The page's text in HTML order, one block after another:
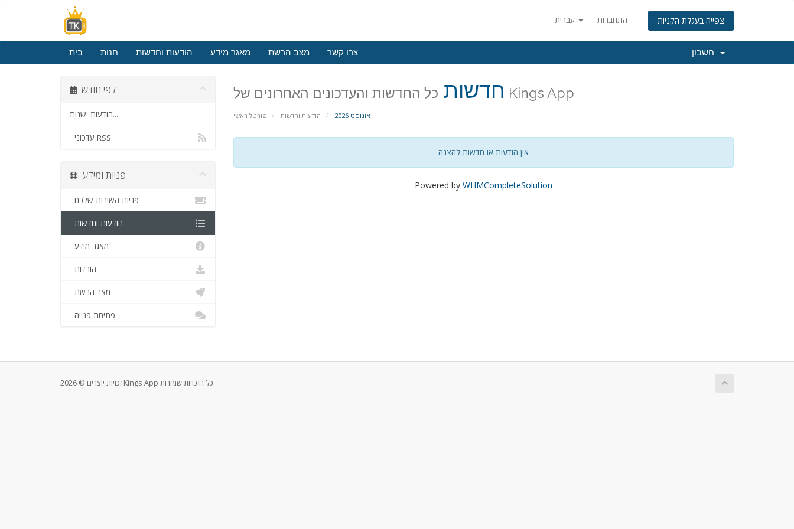
התחברות צפייה בעגלת הקניות
בית חנות הודעות וחדשות מאגר מידע מצב הרשת צרו קשר
חדשות כל החדשות והעדכונים האחרונים של Kings App
פורטל ראשי הודעות וחדשות אוגוסט 2026
לפי חודש
הודעות ישנות...
עדכוני RSS
אין הודעות או חדשות להצגה
Powered by WHMCompleteSolution
פניות ומידע
פניות השירות שלכם
הודעות וחדשות
מאגר מידע
הורדות
מצב הרשת
פתיחת פנייה
זכויות יוצרים © 2026 Kings App כל הזכויות שמורות.